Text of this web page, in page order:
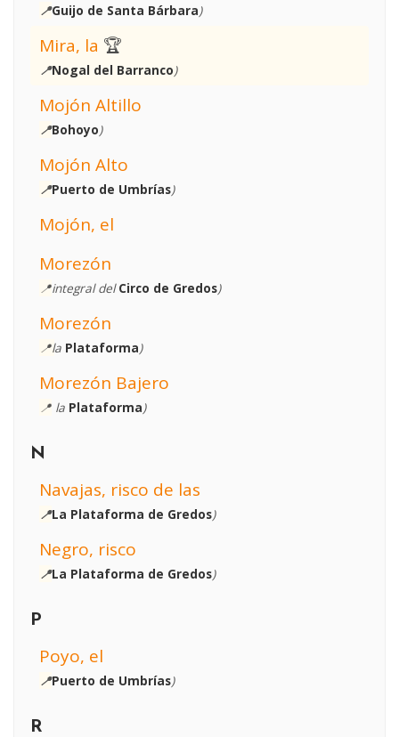
📍Guijo de Santa Bárbara)
Mira, la 🏆
📍Nogal del Barranco)
Mojón Altillo
📍Bohoyo)
Mojón Alto
📍Puerto de Umbrías)
Mojón, el
Morezón
📍integral delCirco de Gredos)
Morezón
📍la Plataforma)
Morezón Bajero
📍 la Plataforma)
N
Navajas, risco de las
📍La Plataforma de Gredos)
Negro, risco
📍La Plataforma de Gredos)
P
Poyo, el
📍Puerto de Umbrías)
R